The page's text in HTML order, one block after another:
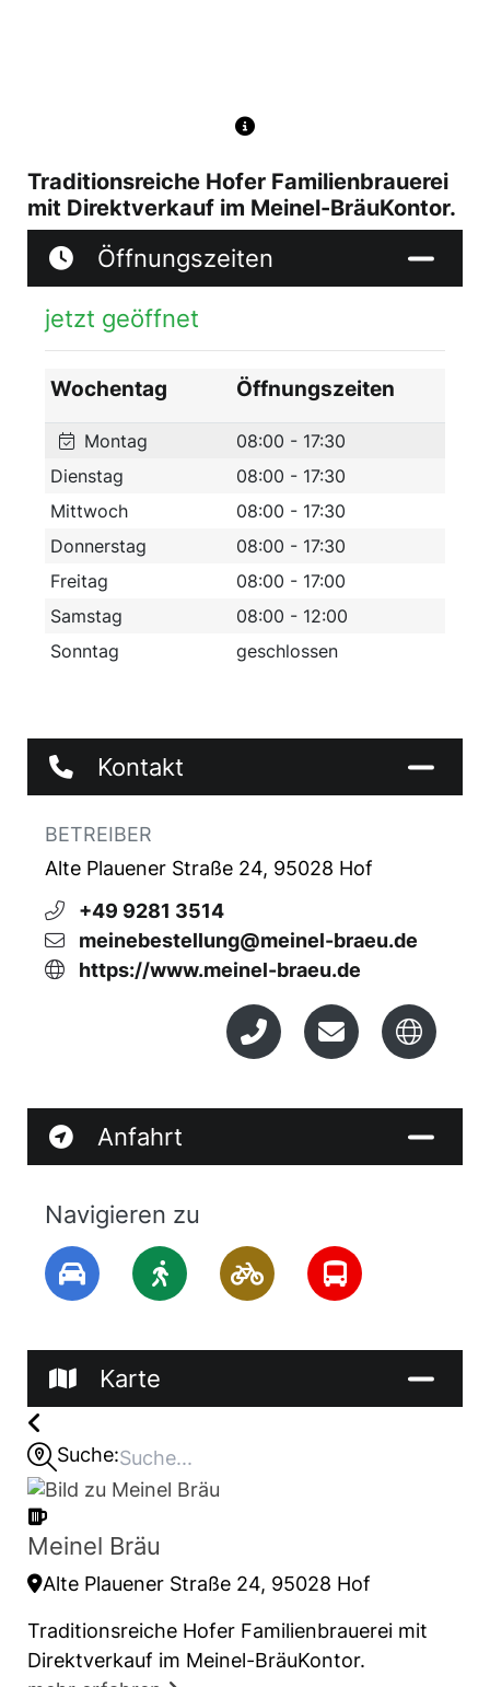
Traditionsreiche Hofer Familienbrauerei
mit Direktverkauf im Meinel-BräuKontor.
Öffnungszeiten
jetzt geöffnet
Wochentag Öffnungszeiten
Montag
08:00 - 17:30
Dienstag
08:00 - 17:30
Mittwoch
08:00 - 17:30
Donnerstag
08:00 - 17:30
Freitag
08:00 - 17:00
Samstag
08:00 - 12:00
Sonntag
geschlossen
Kontakt
BETREIBER
Alte Plauener Straße 24, 95028 Hof
+49 9281 3514
meinebestellung@meinel-braeu.de
https://www.meinel-braeu.de
Anfahrt
Navigieren zu
Karte
Suche:
Meinel Bräu
Alte Plauener Straße 24, 95028 Hof
Traditionsreiche Hofer Familienbrauerei mit
Direktverkauf im Meinel-BräuKontor.